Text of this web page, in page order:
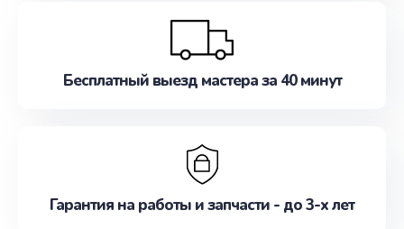
Бесплатный выезд мастера за 40 минут
Гарантия на работы и запчасти - до 3-х лет